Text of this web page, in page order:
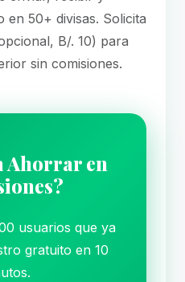
en 50+ divisas. Solicita
B/. 10) para
sin comisiones.
Ahorrar en
usuarios que ya
gratuito en 10